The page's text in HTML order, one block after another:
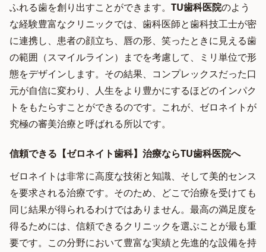
ふれる歯を創り出すことができます。 TU歯科医院のよう
な経験豊富なクリニックでは、歯科医師と歯科技工士が密
に連携し、患者の顔立ち、唇の形、笑ったときに見える歯
の範囲（スマイルライン）までを考慮して、ミリ単位で形
態をデザインします。その結果、コンプレックスだった口
元が自信に変わり、人生をより豊かにするほどのインパク
トをもたらすことができるのです。これが、ゼロネイトが
究極の審美治療と呼ばれる所以です。
信頼できる【ゼロネイト歯科】治療ならTU歯科医院へ
ゼロネイトは非常に高度な技術と知識、そして美的センス
を要求される治療です。そのため、どこで治療を受けても
同じ結果が得られるわけではありません。最高の満足度を
得るためには、信頼できるクリニックを選ぶことが最も重
要です。この分野において豊富な実績と先進的な設備を持